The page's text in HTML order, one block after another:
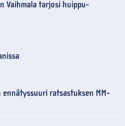
Vaihmala tarjosi huippu-
ennätyssuuri ratsastuksen MM-